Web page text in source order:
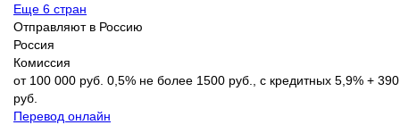
Еще 6 стран
Отправляют в Россию
Россия
Комиссия
от 100 000 руб. 0,5% не более 1500 руб., с кредитных 5,9% + 390
руб.
Перевод онлайн